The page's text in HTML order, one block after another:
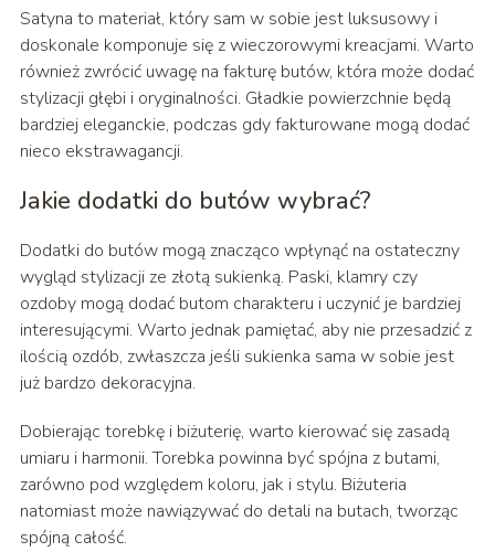
Satyna to materiał, który sam w sobie jest luksusowy i
doskonale komponuje się z wieczorowymi kreacjami. Warto
również zwrócić uwagę na fakturę butów, która może dodać
stylizacji głębi i oryginalności. Gładkie powierzchnie będą
bardziej eleganckie, podczas gdy fakturowane mogą dodać
nieco ekstrawagancji.
Jakie dodatki do butów wybrać?
Dodatki do butów mogą znacząco wpłynąć na ostateczny
wygląd stylizacji ze złotą sukienką. Paski, klamry czy
ozdoby mogą dodać butom charakteru i uczynić je bardziej
interesującymi. Warto jednak pamiętać, aby nie przesadzić z
ilością ozdób, zwłaszcza jeśli sukienka sama w sobie jest
już bardzo dekoracyjna.
Dobierając torebkę i biżuterię, warto kierować się zasadą
umiaru i harmonii. Torebka powinna być spójna z butami,
zarówno pod względem koloru, jak i stylu. Biżuteria
natomiast może nawiązywać do detali na butach, tworząc
spójną całość.